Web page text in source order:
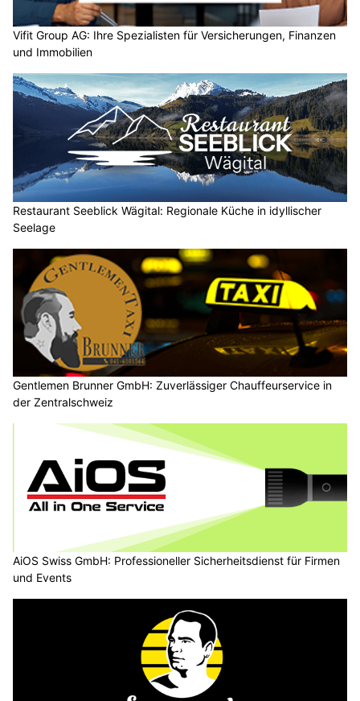
Vifit Group AG: Ihre Spezialisten für Versicherungen, Finanzen
und Immobilien
Restaurant Seeblick Wägital: Regionale Küche in idyllischer
Seelage
Gentlemen Brunner GmbH: Zuverlässiger Chauffeurservice in
der Zentralschweiz
AiOS Swiss GmbH: Professioneller Sicherheitsdienst für Firmen
und Events